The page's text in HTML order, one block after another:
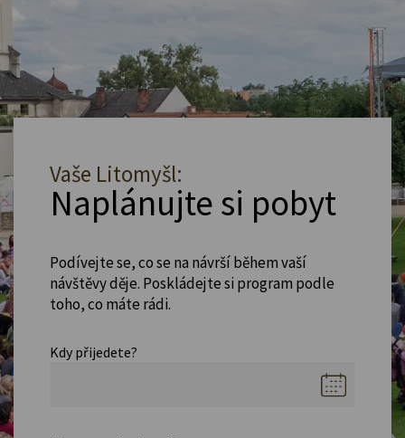
Vaše Litomyšl:
Naplánujte si pobyt
Podívejte se, co se na návrší během vaší
návštěvy děje. Poskládejte si program podle
toho, co máte rádi.
Kdy přijedete?